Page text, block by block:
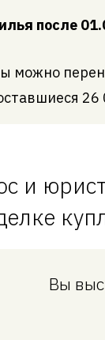
после
можно
26
и
Вы